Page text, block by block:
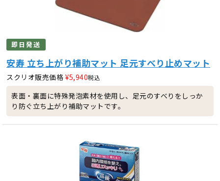
即日発送
安寿 立ち上がり補助マット 足元すべり止めマット
スクリオ販売価格 ¥5,940税込
表面・裏面に特殊発泡素材を使用し、足元のすべりをしっか
り防ぐ立ち上がり補助マットです。